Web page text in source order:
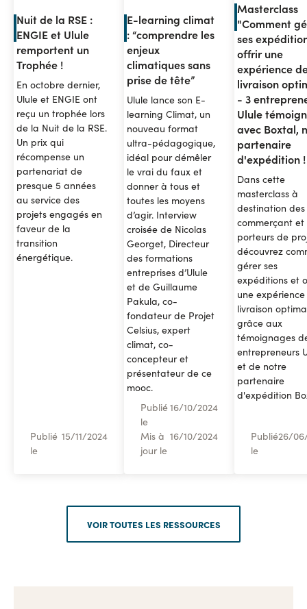
Nuit de la RSE :
ENGIE et Ulule
remportent un
Trophée !
En octobre dernier,
Ulule et ENGIE ont
reçu un trophée lors
de la Nuit de la RSE.
Un prix qui
récompense un
partenariat de
presque 5 années
au service des
projets engagés en
faveur de la
transition
énergétique.
Publié
le
15/11/2024
E-learning climat
: “comprendre les
enjeux
climatiques sans
prise de tête”
Ulule lance son E-
learning Climat, un
nouveau format
ultra-pédagogique,
idéal pour démêler
le vrai du faux et
donner à tous et
toutes les moyens
d’agir. Interview
croisée de Nicolas
Georget, Directeur
des formations
entreprises d’Ulule
et de Guillaume
Pakula, co-
fondateur de Projet
Celsius, expert
climat, co-
concepteur et
présentateur de ce
mooc.
Publié
le
16/10/2024
Mis à
jour le
16/10/2024
Masterclass
"Comment
ses
offrir une
expérience
livraison
- 3
Ulule
avec Boxtal,
partenaire
d'expédition !
Dans cette
masterclass à
destination
commerçant et
porteurs de
découvrez
gérer ses
expéditions et
une
livraison
grâce aux
témoignages
entrepreneurs
et de notre
partenaire
d'expédition
Publié
le
26/
VOIR TOUTES LES RESSOURCES